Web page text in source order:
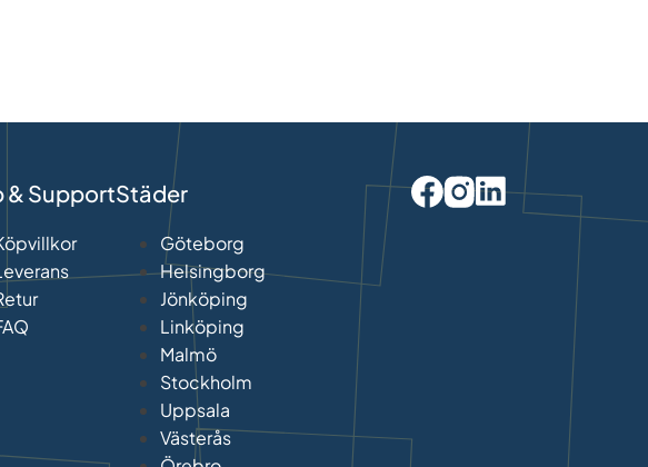
& SupportStäder
Göteborg
Helsingborg
Jönköping
Linköping
Malmö
Stockholm
Uppsala
Västerås